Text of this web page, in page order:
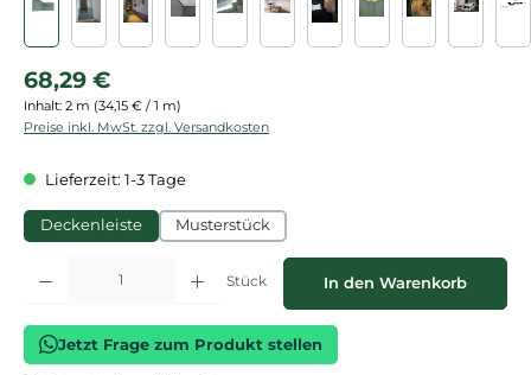
Regulärer Preis:
68,29 €
Inhalt: 2 m (34,15 € / 1 m)
Preise inkl. MwSt. zzgl. Versandkosten
Lieferzeit: 1-3 Tage
Deckenleiste Musterstück
Produkt Anzahl: Gib den gewünschten Wert ein oder benutze die
Stück In den Warenkorb
Jetzt Frage zum Produkt stellen